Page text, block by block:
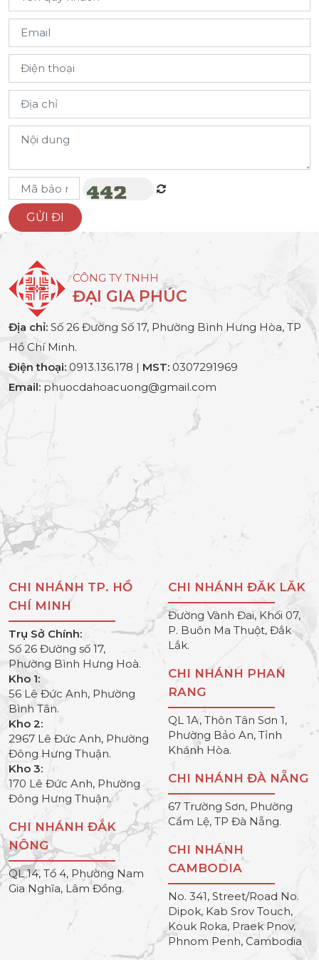
CÔNG TY TNHH
ĐẠI GIA PHÚC
Địa chỉ: Số 26 Đường Số 17, Phường Bình Hưng Hòa, TP
Hồ Chí Minh.
Điện thoại: 0913.136.178 | MST: 0307291969
Email: phuocdahoacuong@gmail.com
CHI NHÁNH TP. HỒ
CHÍ MINH
Trụ Sở Chính:
Số 26 Đường số 17,
Phường Bình Hưng Hoà.
Kho 1:
56 Lê Đức Anh, Phường
Bình Tân.
Kho 2:
2967 Lê Đức Anh, Phường
Đông Hưng Thuận.
Kho 3:
170 Lê Đức Anh, Phường
Đông Hưng Thuận.
CHI NHÁNH ĐẮK
NÔNG
QL 14, Tổ 4, Phường Nam
Gia Nghĩa, Lâm Đồng.
CHI NHÁNH ĐĂK LĂK
Đường Vành Đai, Khối 07,
P. Buôn Ma Thuột, Đắk
Lắk.
CHI NHÁNH PHAN
RANG
QL 1A, Thôn Tân Sơn 1,
Phường Bảo An, Tỉnh
Khánh Hòa.
CHI NHÁNH ĐÀ NẴNG
67 Trường Sơn, Phường
Cẩm Lệ, TP Đà Nẵng.
CHI NHÁNH
CAMBODIA
No. 341, Street/Road No.
Dipok, Kab Srov Touch,
Kouk Roka, Praek Pnov,
Phnom Penh, Cambodia